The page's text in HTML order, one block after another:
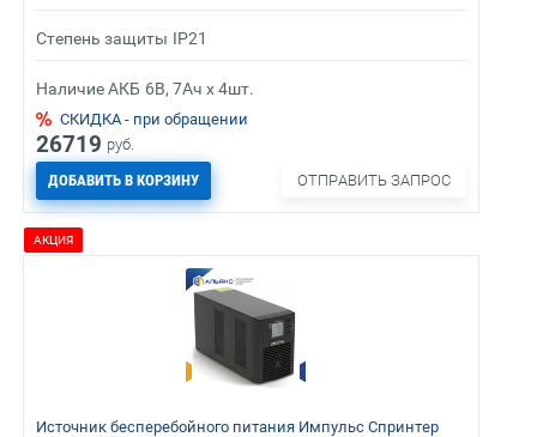
Степень защиты IP21
Наличие АКБ 6В, 7Ач х 4шт.
СКИДКА - при обращении
26719 руб.
ДОБАВИТЬ В КОРЗИНУ ОТПРАВИТЬ ЗАПРОС
АКЦИЯ
Источник бесперебойного питания Импульс Спринтер